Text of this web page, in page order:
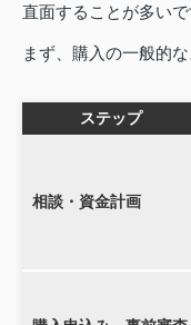
直面することが多いで
まず、購入の一般的
ステップ
相談・資金計画